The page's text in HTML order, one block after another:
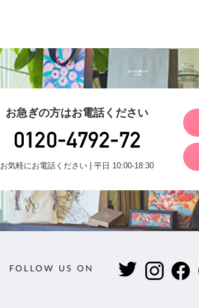
お急ぎの方はお電話ください
お気軽にお電話ください | 平日 10:00-18:30
FOLLOW US ON